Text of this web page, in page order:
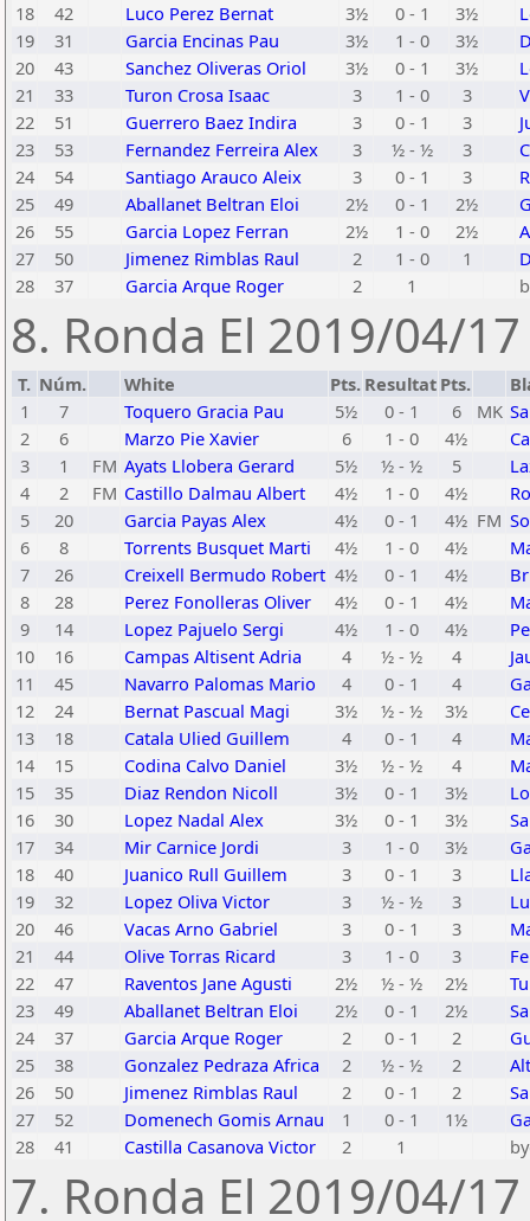
18
42 Luco Perez Bernat 3½ 0 - 1 3½
19
31 Garcia Encinas Pau 3½ 1 - 0 3½
20
43 Sanchez Oliveras Oriol 3½ 0 - 1 3½
21
33 Turon Crosa Isaac 3 1 - 0 3
22
51 Guerrero Baez Indira 3 0 - 1 3
23
53 Fernandez Ferreira Alex 3 ½ - ½ 3
24
54 Santiago Arauco Aleix 3 0 - 1 3
25
49 Aballanet Beltran Eloi 2½ 0 - 1 2½
26
55 Garcia Lopez Ferran 2½ 1 - 0 2½
27
50 Jimenez Rimblas Raul 2 1 - 0 1
28
37 Garcia Arque Roger 2 1
8. Ronda El 2019/04/
T. Núm. White Pts. Resultat Pts.
1
7 Toquero Gracia Pau 5½ 0 - 1 6 MK
2
6 Marzo Pie Xavier 6 1 - 0 4½
3
1 FM Ayats Llobera Gerard 5½ ½ - ½ 5
4
2 FM Castillo Dalmau Albert 4½ 1 - 0 4½
5
20 Garcia Payas Alex 4½ 0 - 1 4½ FM
6
8 Torrents Busquet Marti 4½ 1 - 0 4½
7
26 Creixell Bermudo Robert 4½ 0 - 1 4½
8
28 Perez Fonolleras Oliver 4½ 0 - 1 4½
9
14 Lopez Pajuelo Sergi 4½ 1 - 0 4½
10
16 Campas Altisent Adria 4 ½ - ½ 4
11
45 Navarro Palomas Mario 4 0 - 1 4
12
24 Bernat Pascual Magi 3½ ½ - ½ 3½
13
18 Catala Ulied Guillem 4 0 - 1 4
14
15 Codina Calvo Daniel 3½ ½ - ½ 4
15
35 Diaz Rendon Nicoll 3½ 0 - 1 3½
16
30 Lopez Nadal Alex 3½ 0 - 1 3½
17
34 Mir Carnice Jordi 3 1 - 0 3½
18
40 Juanico Rull Guillem 3 0 - 1 3
19
32 Lopez Oliva Victor 3 ½ - ½ 3
20
46 Vacas Arno Gabriel 3 0 - 1 3
21
44 Olive Torras Ricard 3 1 - 0 3
22
47 Raventos Jane Agusti 2½ ½ - ½ 2½
23
49 Aballanet Beltran Eloi 2½ 0 - 1 2½
24
37 Garcia Arque Roger 2 0 - 1 2
25
38 Gonzalez Pedraza Africa 2 ½ - ½ 2
26
50 Jimenez Rimblas Raul 2 0 - 1 2
27
52 Domenech Gomis Arnau 1 0 - 1 1½
28
41 Castilla Casanova Victor 2 1
7. Ronda El 2019/04/